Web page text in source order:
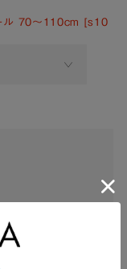
ル 70～110cm [s10